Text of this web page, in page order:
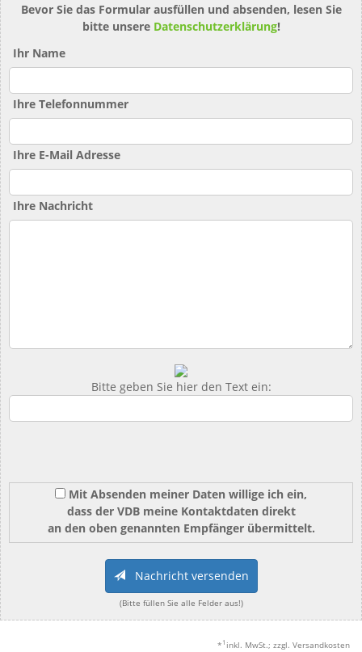
Bevor Sie das Formular ausfüllen und absenden, lesen Sie
bitte unsere Datenschutzerklärung!
Ihr Name
Ihre Telefonnummer
Ihre E-Mail Adresse
Ihre Nachricht
Bitte geben Sie hier den Text ein:
Mit Absenden meiner Daten willige ich ein,
dass der VDB meine Kontaktdaten direkt
an den oben genannten Empfänger übermittelt.
Nachricht versenden
(Bitte füllen Sie alle Felder aus!)
* 1 inkl. MwSt.; zzgl. Versandkosten